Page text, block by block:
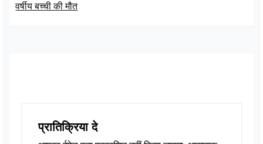
वर्षीय बच्ची की मौत
प्रातिक्रिया दे